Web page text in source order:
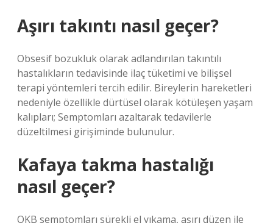
Aşırı takıntı nasıl geçer?
Obsesif bozukluk olarak adlandırılan takıntılı
hastalıkların tedavisinde ilaç tüketimi ve bilişsel
terapi yöntemleri tercih edilir. Bireylerin hareketleri
nedeniyle özellikle dürtüsel olarak kötüleşen yaşam
kalıpları; Semptomları azaltarak tedavilerle
düzeltilmesi girişiminde bulunulur.
Kafaya takma hastalığı
nasıl geçer?
OKB semptomları sürekli el yıkama, aşırı düzen ile